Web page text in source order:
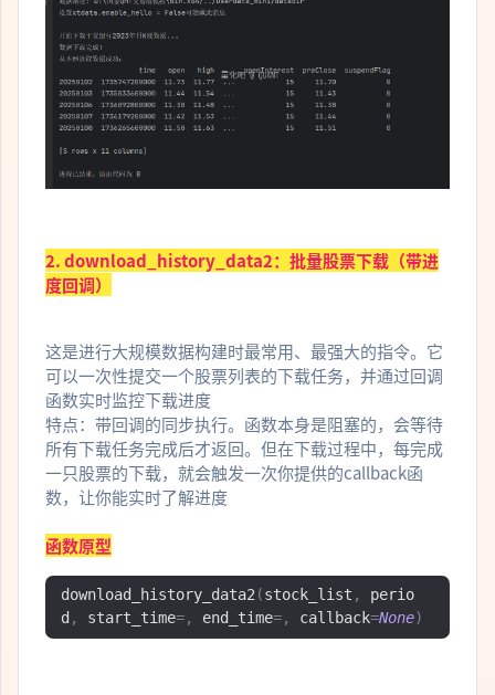
2. download_history_data2：批量股票下载（带进
度回调）
这是进行大规模数据构建时最常用、最强大的指令。它
可以一次性提交一个股票列表的下载任务，并通过回调
函数实时监控下载进度
特点：带回调的同步执行。函数本身是阻塞的，会等待
所有下载任务完成后才返回。但在下载过程中，每完成
一只股票的下载，就会触发一次你提供的callback函
数，让你能实时了解进度
函数原型
download_history_data2(stock_list ,
perio
d , start_time=, end_time=, callback=None)